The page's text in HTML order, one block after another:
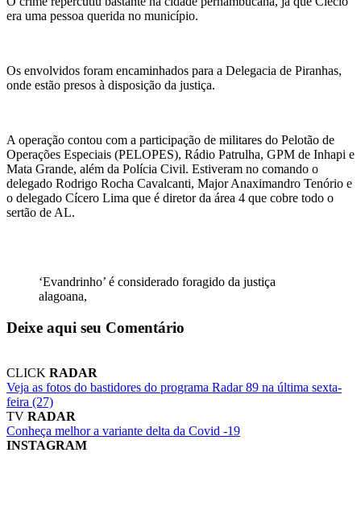
era uma pessoa querida no município.
Os envolvidos foram encaminhados para a Delegacia de Piranhas,
onde estão presos à disposição da justiça.
A operação contou com a participação de militares do Pelotão de
Operações Especiais (PELOPES), Rádio Patrulha, GPM de Inhapi e
Mata Grande, além da Polícia Civil. Estiveram no comando o
delegado Rodrigo Rocha Cavalcanti, Major Anaximandro Tenório e
o delegado Cícero Lima que é diretor da área 4 que cobre todo o
sertão de AL.
‘Evandrinho’ é considerado foragido da justiça
alagoana,
Deixe aqui seu Comentário
CLICK RADAR
Veja as fotos do bastidores do programa Radar 89 na última sexta-
feira (27)
TV RADAR
Conheça melhor a variante delta da Covid -19
INSTAGRAM